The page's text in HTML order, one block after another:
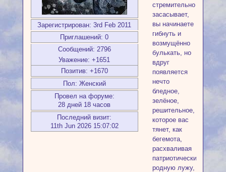
Зарегистрирован: 3rd Feb 2011
Приглашений: 0
Сообщений: 2796
Уважение: +1651
Позитив: +1670
Пол: Женский
Провел на форуме:
28 дней 18 часов
Последний визит:
11th Jun 2026 15:07:02
стремительно
засасывает,
вы начинаете
гибнуть и
возмущённо
булькать, но
вдруг
появляется
нечто
бледное,
зелёное,
решительное,
которое вас
тянет, как
бегемота,
расхваливая
патриотически
родную лужу,